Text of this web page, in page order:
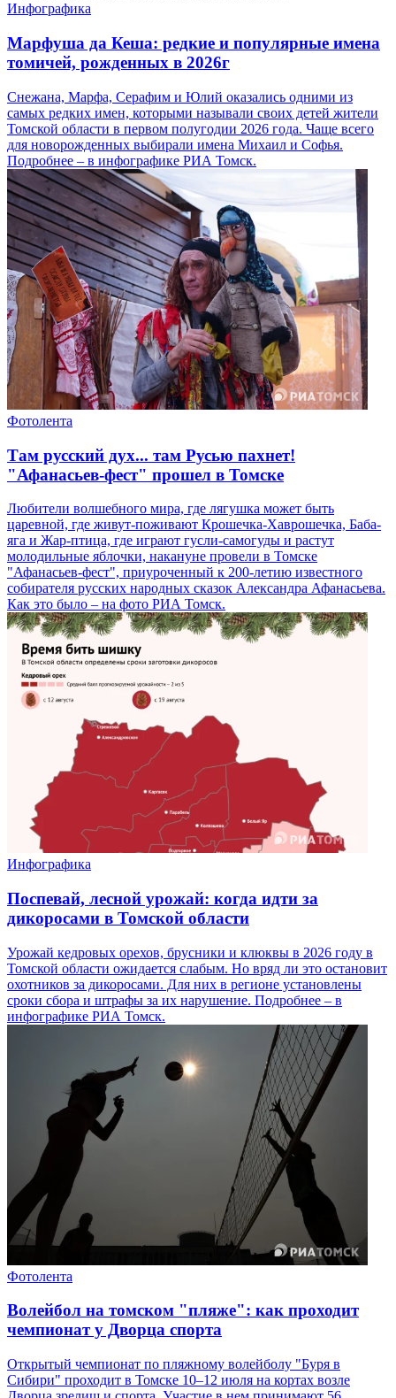
Инфографика
Марфуша да Кеша: редкие и популярные имена
томичей, рожденных в 2026г
Снежана, Марфа, Серафим и Юлий оказались одними из
самых редких имен, которыми называли своих детей жители
Томской области в первом полугодии 2026 года. Чаще всего
для новорожденных выбирали имена Михаил и Софья.
Подробнее – в инфографике РИА Томск.
Фотолента
Там русский дух... там Русью пахнет!
"Афанасьев-фест" прошел в Томске
Любители волшебного мира, где лягушка может быть
царевной, где живут-поживают Крошечка-Хаврошечка, Баба-
яга и Жар-птица, где играют гусли-самогуды и растут
молодильные яблочки, накануне провели в Томске
"Афанасьев-фест", приуроченный к 200-летию известного
собирателя русских народных сказок Александра Афанасьева.
Как это было – на фото РИА Томск.
Инфографика
Поспевай, лесной урожай: когда идти за
дикоросами в Томской области
Урожай кедровых орехов, брусники и клюквы в 2026 году в
Томской области ожидается слабым. Но вряд ли это остановит
охотников за дикоросами. Для них в регионе установлены
сроки сбора и штрафы за их нарушение. Подробнее – в
инфографике РИА Томск.
Фотолента
Волейбол на томском "пляже": как проходит
чемпионат у Дворца спорта
Открытый чемпионат по пляжному волейболу "Буря в
Сибири" проходит в Томске 10–12 июля на кортах возле